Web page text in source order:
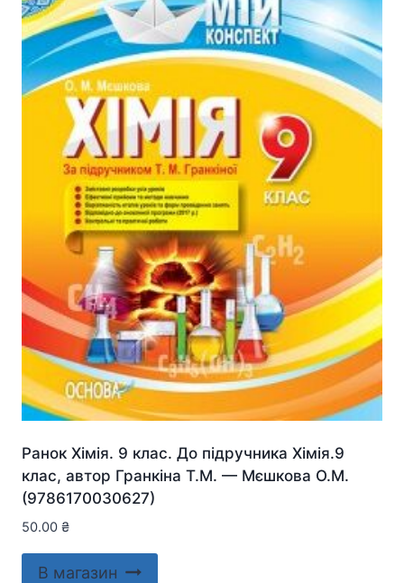
Ранок Хімія. 9 клас. До підручника Хімія.9
клас, автор Гранкіна Т.М. — Мєшкова О.М.
(9786170030627)
50.00 ₴
В магазин